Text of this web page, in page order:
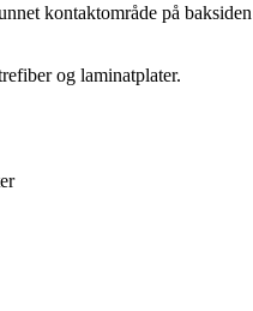
kontaktområde på baksiden
og laminatplater.